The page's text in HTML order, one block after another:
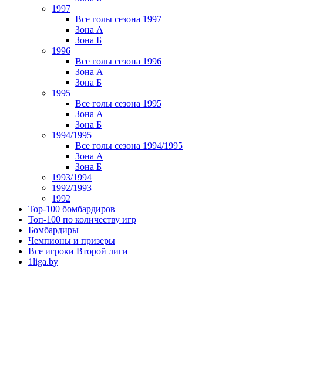
1997
Все голы сезона 1997
Зона А
Зона Б
1996
Все голы сезона 1996
Зона А
Зона Б
1995
Все голы сезона 1995
Зона А
Зона Б
1994/1995
Все голы сезона 1994/1995
Зона А
Зона Б
1993/1994
1992/1993
1992
Top-100 бомбардиров
Топ-100 по количеству игр
Бомбардиры
Чемпионы и призеры
Все игроки Второй лиги
1liga.by